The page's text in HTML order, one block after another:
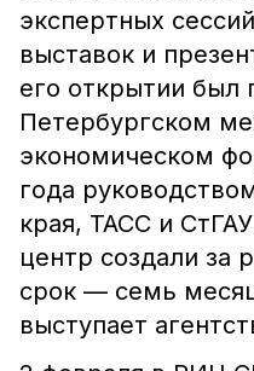
экспертных
выставок и
его открытии был
Петербургском
экономическом
года
края, ТАСС и
центр создали за
срок — семь
выступает